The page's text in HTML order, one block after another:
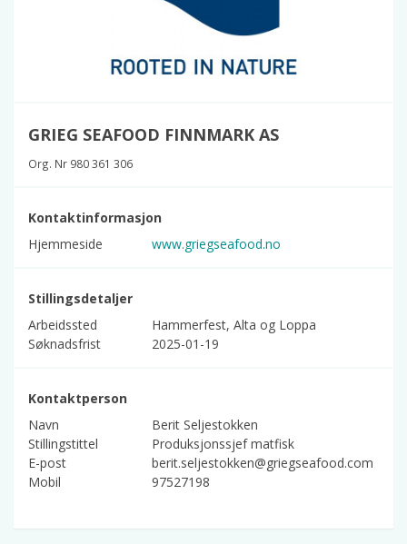
GRIEG SEAFOOD FINNMARK AS
Org. Nr 980 361 306
Kontaktinformasjon
Hjemmeside
www.griegseafood.no
Stillingsdetaljer
Arbeidssted
Hammerfest, Alta og Loppa
Søknadsfrist
2025-01-19
Kontaktperson
Navn
Berit Seljestokken
Stillingstittel
Produksjonssjef matfisk
E-post
berit.seljestokken@griegseafood.com
Mobil
97527198